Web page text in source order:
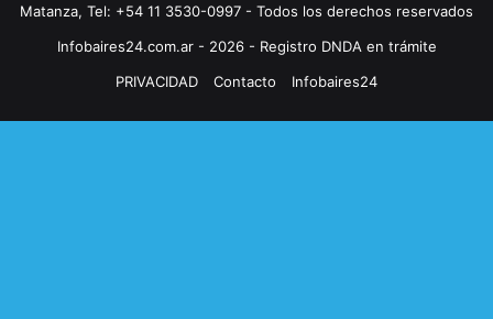
Matanza, Tel: +54 11 3530-0997 - Todos los derechos reservados
Infobaires24.com.ar - 2026 - Registro DNDA en trámite
PRIVACIDAD
Contacto Infobaires24